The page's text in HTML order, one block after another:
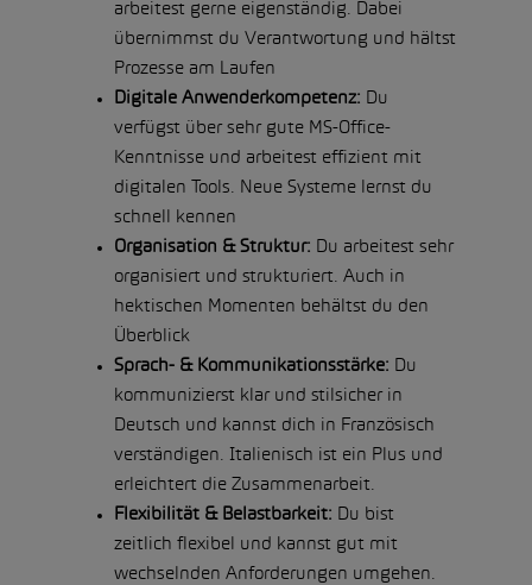
arbeitest gerne eigenständig. Dabei
übernimmst du Verantwortung und hältst
Prozesse am Laufen
Digitale Anwenderkompetenz: Du
verfügst über sehr gute MS-Office-
Kenntnisse und arbeitest effizient mit
digitalen Tools. Neue Systeme lernst du
schnell kennen
Organisation & Struktur: Du arbeitest sehr
organisiert und strukturiert. Auch in
hektischen Momenten behältst du den
Überblick
Sprach- & Kommunikationsstärke: Du
kommunizierst klar und stilsicher in
Deutsch und kannst dich in Französisch
verständigen. Italienisch ist ein Plus und
erleichtert die Zusammenarbeit.
Flexibilität & Belastbarkeit: Du bist
zeitlich flexibel und kannst gut mit
wechselnden Anforderungen umgehen.